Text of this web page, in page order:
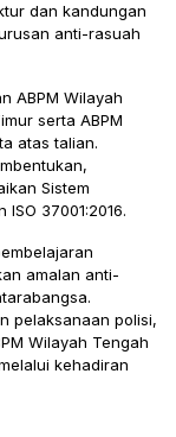
dan kandungan
anti-rasuah
ABPM Wilayah
serta ABPM
atas talian.
Sistem
37001:2016.
amalan anti-
pelaksanaan polisi,
Wilayah Tengah
kehadiran